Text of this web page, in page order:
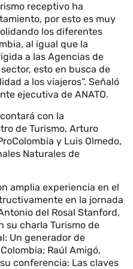
receptivo ha
por esto es muy
los diferentes
al igual que la
a las Agencias de
esto en busca de
a los viajeros”. Señaló
ejecutiva de ANATO.
con la
de Turismo, Arturo
y Luis Olmedo,
Naturales de
amplia experiencia en el
en la jornada
del Rosal Stanford,
su charla Turismo de
Un generador de
Raúl Amigó,
conferencia: Las claves